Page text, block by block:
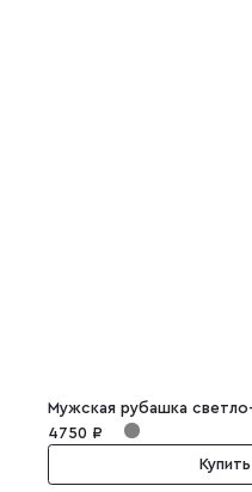
Мужская рубашка
4750 ₽
Купить